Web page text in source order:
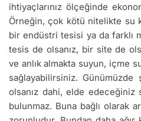
ihtiyaçlarınız ölçeğinde
Örneğin, çok kötü nitelikte su
bir endüstri tesisi ya da farklı
tesis de olsanız, bir site de
ve anlık almakta suyun, içme
sağlayabilirsiniz. Günümüzde
olsanız dahi, elde
bulunmaz. Buna bağlı olarak